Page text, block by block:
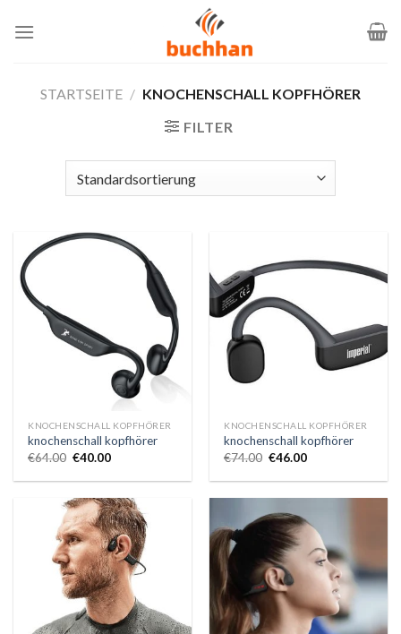
Inhalt
STARTSEITE / KNOCHENSCHALL KOPFHÖRER
FILTER
KNOCHENSCHALL KOPFHÖRER
knochenschall kopfhörer
€64.00 €40.00
KNOCHENSCHALL KOPFHÖRER
knochenschall kopfhörer
€74.00 €46.00